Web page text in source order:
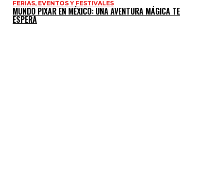
FERIAS, EVENTOS Y FESTIVALES
MUNDO PIXAR EN MÉXICO: UNA AVENTURA MÁGICA TE
ESPERA